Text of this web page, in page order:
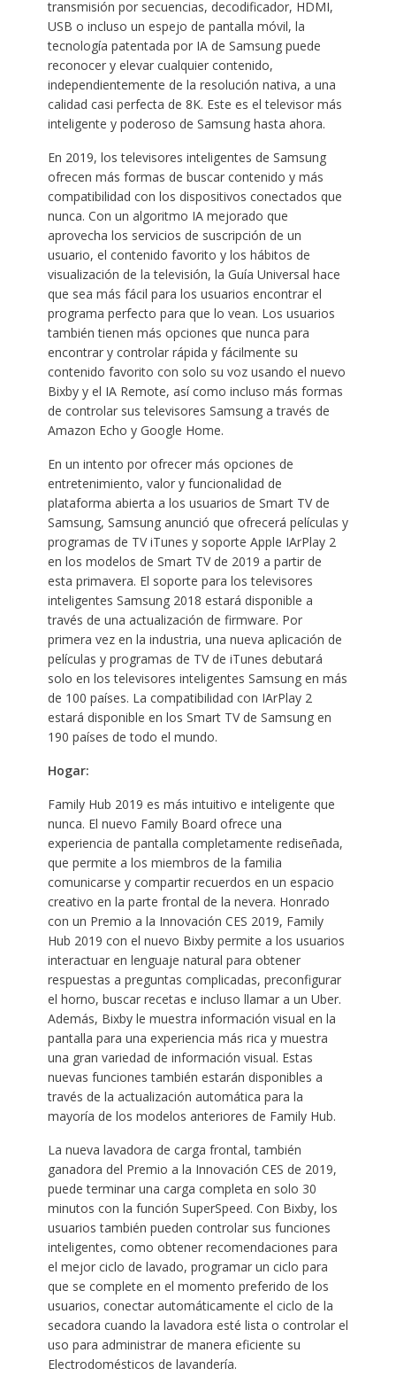
transmisión por secuencias, decodificador, HDMI,
USB o incluso un espejo de pantalla móvil, la
tecnología patentada por IA de Samsung puede
reconocer y elevar cualquier contenido,
independientemente de la resolución nativa, a una
calidad casi perfecta de 8K. Este es el televisor más
inteligente y poderoso de Samsung hasta ahora.
En 2019, los televisores inteligentes de Samsung
ofrecen más formas de buscar contenido y más
compatibilidad con los dispositivos conectados que
nunca. Con un algoritmo IA mejorado que
aprovecha los servicios de suscripción de un
usuario, el contenido favorito y los hábitos de
visualización de la televisión, la Guía Universal hace
que sea más fácil para los usuarios encontrar el
programa perfecto para que lo vean. Los usuarios
también tienen más opciones que nunca para
encontrar y controlar rápida y fácilmente su
contenido favorito con solo su voz usando el nuevo
Bixby y el IA Remote, así como incluso más formas
de controlar sus televisores Samsung a través de
Amazon Echo y Google Home.
En un intento por ofrecer más opciones de
entretenimiento, valor y funcionalidad de
plataforma abierta a los usuarios de Smart TV de
Samsung, Samsung anunció que ofrecerá películas y
programas de TV iTunes y soporte Apple IArPlay 2
en los modelos de Smart TV de 2019 a partir de
esta primavera. El soporte para los televisores
inteligentes Samsung 2018 estará disponible a
través de una actualización de firmware. Por
primera vez en la industria, una nueva aplicación de
películas y programas de TV de iTunes debutará
solo en los televisores inteligentes Samsung en más
de 100 países. La compatibilidad con IArPlay 2
estará disponible en los Smart TV de Samsung en
190 países de todo el mundo.
Hogar:
Family Hub 2019 es más intuitivo e inteligente que
nunca. El nuevo Family Board ofrece una
experiencia de pantalla completamente rediseñada,
que permite a los miembros de la familia
comunicarse y compartir recuerdos en un espacio
creativo en la parte frontal de la nevera. Honrado
con un Premio a la Innovación CES 2019, Family
Hub 2019 con el nuevo Bixby permite a los usuarios
interactuar en lenguaje natural para obtener
respuestas a preguntas complicadas, preconfigurar
el horno, buscar recetas e incluso llamar a un Uber.
Además, Bixby le muestra información visual en la
pantalla para una experiencia más rica y muestra
una gran variedad de información visual. Estas
nuevas funciones también estarán disponibles a
través de la actualización automática para la
mayoría de los modelos anteriores de Family Hub.
La nueva lavadora de carga frontal, también
ganadora del Premio a la Innovación CES de 2019,
puede terminar una carga completa en solo 30
minutos con la función SuperSpeed. Con Bixby, los
usuarios también pueden controlar sus funciones
inteligentes, como obtener recomendaciones para
el mejor ciclo de lavado, programar un ciclo para
que se complete en el momento preferido de los
usuarios, conectar automáticamente el ciclo de la
secadora cuando la lavadora esté lista o controlar el
uso para administrar de manera eficiente su
Electrodomésticos de lavandería.